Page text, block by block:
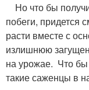
Но что бы
побеги, придется
расти вместе с
излишнюю
на урожае. Что бы
такие саженцы в